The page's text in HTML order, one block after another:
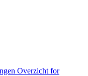
Overzicht for